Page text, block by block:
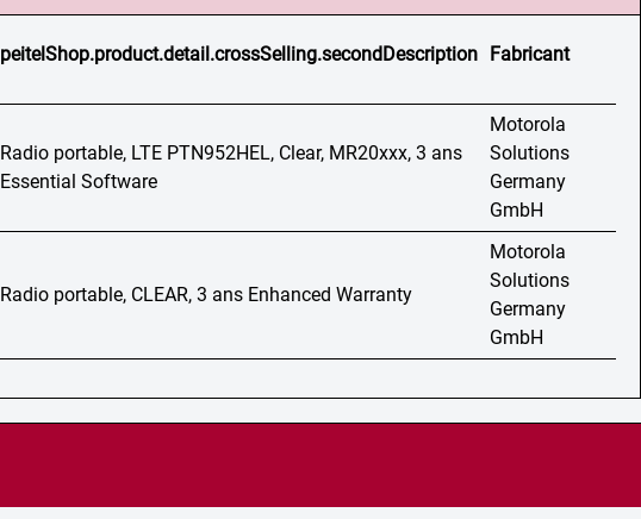
peitelShop.product.detail.crossSelling.secondDescription Fabricant
Radio portable, LTE PTN952HEL, Clear, MR20xxx, 3 ans
Essential Software
Motorola
Solutions
Germany
GmbH
Radio portable, CLEAR, 3 ans Enhanced Warranty
Motorola
Solutions
Germany
GmbH